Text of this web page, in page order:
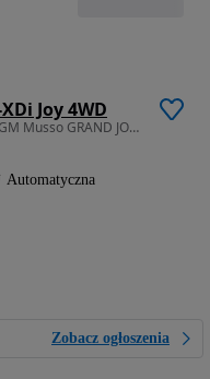
Joy 4WD
2157 cm3 • 202 KM • NOWY SsangYong/KGM Musso GRAND JOY 2026
Automatyczna
Zobacz ogłoszenia